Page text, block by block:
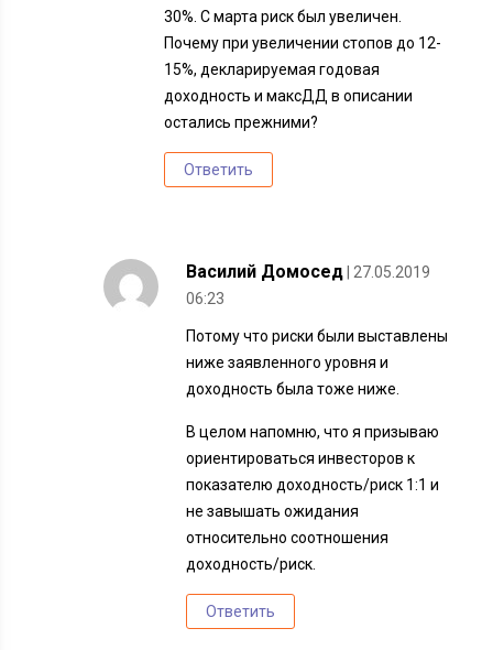
30%. С марта риск был увеличен.
Почему при увеличении стопов до 12-
15%, декларируемая годовая
доходность и максДД в описании
остались прежними?
Ответить
Василий Домосед
| 27.05.2019
06:23
Потому что риски были выставлены
ниже заявленного уровня и
доходность была тоже ниже.
В целом напомню, что я призываю
ориентироваться инвесторов к
показателю доходность/риск 1:1 и
не завышать ожидания
относительно соотношения
доходность/риск.
Ответить